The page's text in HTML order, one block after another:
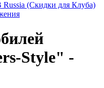
(Скидки для Клуба)
Style" -